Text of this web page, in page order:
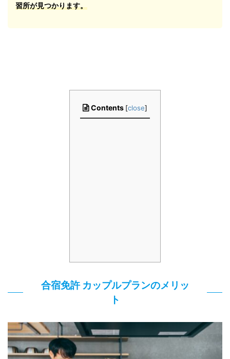
習所が見つかります。
Contents [close]
合宿免許 カップルプランのメリッ
ト